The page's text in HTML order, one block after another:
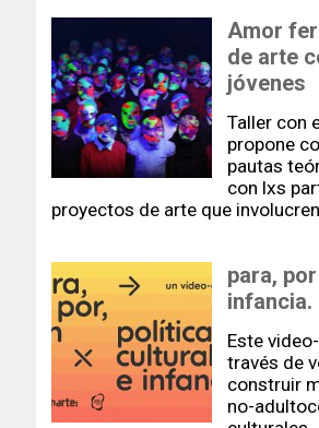
Amor
de arte
jóvenes
Taller con
propone
pautas
con lxs
proyectos de arte que
para,
infancia.
Este
través de
construir
no-